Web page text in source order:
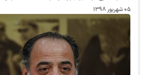
۰۵ شهریور ۱۳۹۸